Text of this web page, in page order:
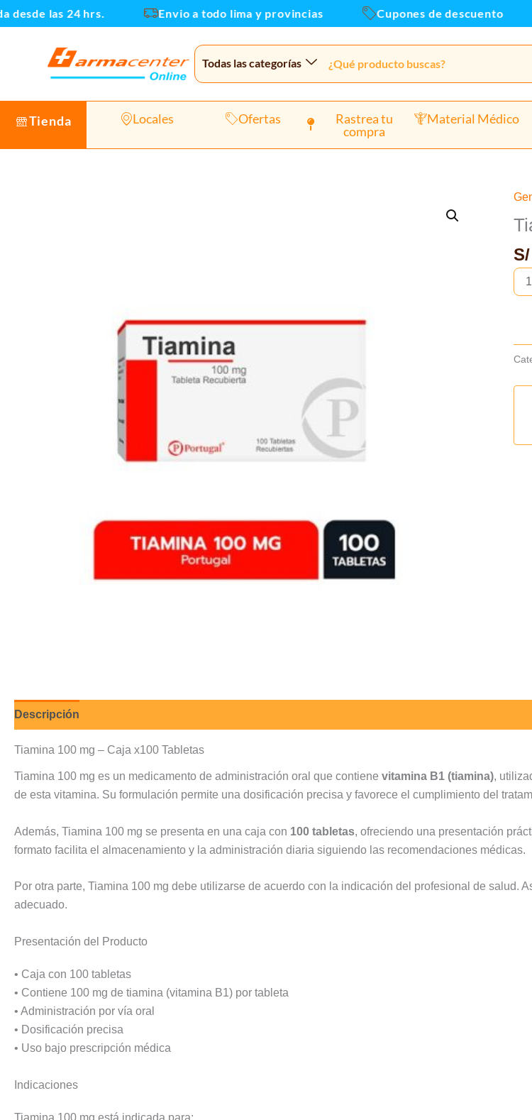
Ir
al
las 24 hrs. Envio a todo lima y provincias Cupones de descuento
Todas las categorías
Tienda Locales Ofertas
Rastrea tu
compra
Material Médico
S/
-
Caja
Descripción
Tiamina 100 mg – Caja x100 Tabletas
Tiamina 100 mg es un medicamento de administración oral que contiene vitamina B1 (tiamina),
de esta vitamina. Su formulación permite una dosificación precisa y favorece el cumplimiento del
Además, Tiamina 100 mg se presenta en una caja con 100 tabletas, ofreciendo una presentación
formato facilita el almacenamiento y la administración diaria siguiendo las recomendaciones médicas.
Por otra parte, Tiamina 100 mg debe utilizarse de acuerdo con la indicación del profesional de salud.
adecuado.
Presentación del Producto
• Caja con 100 tabletas
• Contiene 100 mg de tiamina (vitamina B1) por tableta
• Administración por vía oral
• Dosificación precisa
• Uso bajo prescripción médica
Indicaciones
Tiamina 100 mg está indicada para: